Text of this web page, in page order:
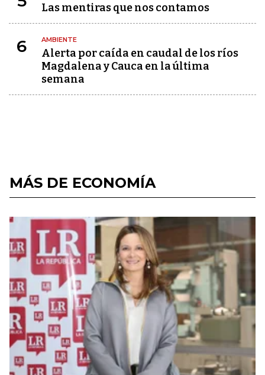
Las mentiras que nos contamos
6 AMBIENTE
Alerta por caída en caudal de los ríos
Magdalena y Cauca en la última
semana
MÁS DE ECONOMÍA